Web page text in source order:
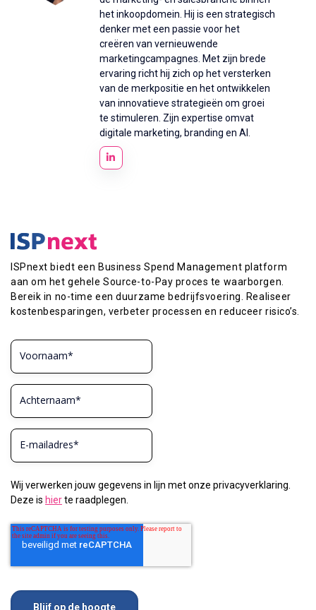
het inkoopdomein. Hij is een strategisch
denker met een passie voor het
creëren van vernieuwende
marketingcampagnes. Met zijn brede
ervaring richt hij zich op het versterken
van de merkpositie en het ontwikkelen
van innovatieve strategieën om groei
te stimuleren. Zijn expertise omvat
digitale marketing, branding en AI.
ISPnext biedt een Business Spend Management platform
aan om het gehele Source-to-Pay proces te waarborgen.
Bereik in no-time een duurzame bedrijfsvoering. Realiseer
kostenbesparingen, verbeter processen en reduceer risico’s.
Wij verwerken jouw gegevens in lijn met onze privacyverklaring.
Deze is hierte raadplegen.